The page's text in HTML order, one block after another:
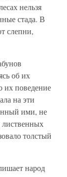
нельзя
стада. В
слепни,
об их
их поведение
на эти
ими, не
лиственных
толстый
народ